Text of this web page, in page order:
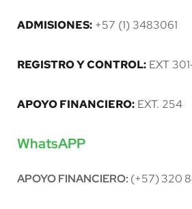
ADMISIONES: +57 (1) 3483061
REGISTRO Y CONTROL: EXT
APOYO FINANCIERO: EXT. 254
WhatsAPP
APOYO FINANCIERO: (+57) 320